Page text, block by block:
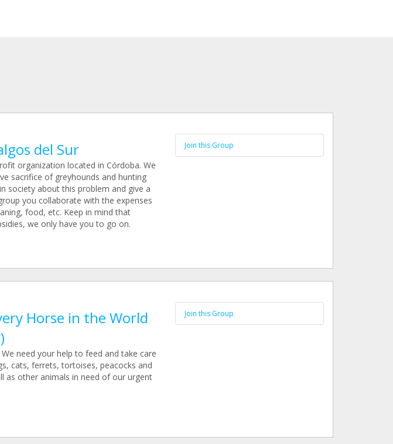
del Sur
organization located in Córdoba. We
sacrifice of greyhounds and hunting
society about this problem and give a
you collaborate with the expenses
food, etc. Keep in mind that
we only have you to go on.
Join this Group
Horse in the World
need your help to feed and take care
cats, ferrets, tortoises, peacocks and
as other animals in need of our urgent
Join this Group